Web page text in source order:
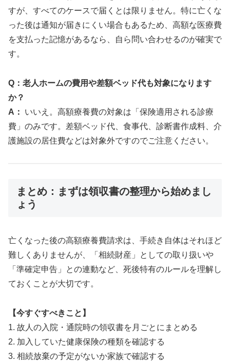
すが、すべてのケースで届くとは限りません。特に亡くな
った後は通知が届きにくい場合もあるため、高額な医療費
を支払った記憶があるなら、自ら問い合わせるのが確実で
す。
Q：老人ホームの費用や差額ベッド代も対象になります
か？
A：
いいえ。高額療養費の対象は「保険適用される診療
費」のみです。差額ベッド代、食事代、診断書作成料、介
護施設の居住費などは対象外ですのでご注意ください。
まとめ：まずは領収書の整理から始めまし
ょう
亡くなった後の高額療養費請求は、手続き自体はそれほど
難しくありませんが、「相続財産」としての取り扱いや
「準確定申告」との連動など、死後特有のルールを理解し
ておくことが大切です。
【今すぐすべきこと】
1. 故人の入院・通院時の領収書を月ごとにまとめる
2. 加入していた健康保険の種類を確認する
3. 相続放棄の予定がないか家族で確認する